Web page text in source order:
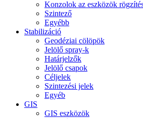
Konzolok az eszközök
Szintező
Egyébb
Stabilizáció
Geodéziai cölöpök
Jelölő spray-k
Határjelzők
Jelölő csapok
Céljelek
Szintezési jelek
Egyéb
GIS
GIS eszközök